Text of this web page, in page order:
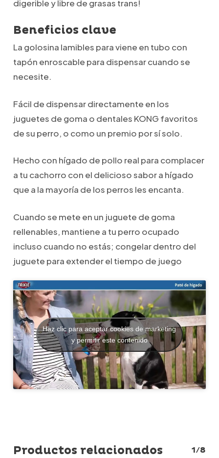
digerible y libre de grasas trans!
Beneficios clave
La golosina lamibles para viene en tubo con
tapón enroscable para dispensar cuando se
necesite.
Fácil de dispensar directamente en los
juguetes de goma o dentales KONG favoritos
de su perro, o como un premio por sí solo.
Hecho con hígado de pollo real para complacer
a tu cachorro con el delicioso sabor a hígado
que a la mayoría de los perros les encanta.
Cuando se mete en un juguete de goma
rellenables, mantiene a tu perro ocupado
incluso cuando no estás; congelar dentro del
juguete para extender el tiempo de juego
Haz clic para aceptar cookies de marketing
y permitir este contenido
Productos relacionados 1/8